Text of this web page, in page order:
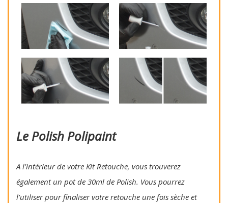
Le Polish Polipaint
A l'intérieur de votre Kit Retouche, vous trouverez
également un pot de 30ml de Polish. Vous pourrez
l'utiliser pour finaliser votre retouche une fois sèche et